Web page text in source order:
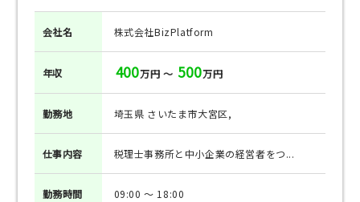
会社名 株式会社BizPlatform
年収 400万円 ～ 500万円
勤務地 埼玉県 さいたま市大宮区,
仕事内容 税理⼠事務所と中⼩企業の経営者をつ...
勤務時間 09:00 ～ 18:00